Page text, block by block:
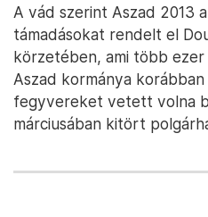
A vád szerint Aszad 2013
támadásokat rendelt el
körzetében, ami több
Aszad kormánya
fegyvereket vetett volna
márciusában kitört